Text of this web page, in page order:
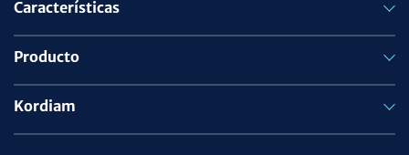
Características
Producto
Kordiam